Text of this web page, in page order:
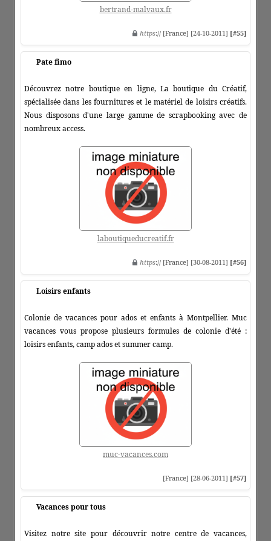
bertrand-malvaux.fr
https:// [France] [24-10-2011] [#55]
Pate fimo
Découvrez notre boutique en ligne, La boutique du Créatif,
spécialisée dans les fournitures et le matériel de loisirs créatifs.
Nous disposons d'une large gamme de scrapbooking avec de
nombreux access.
laboutiqueducreatif.fr
https:// [France] [30-08-2011] [#56]
Loisirs enfants
Colonie de vacances pour ados et enfants à Montpellier. Muc
vacances vous propose plusieurs formules de colonie d'été :
loisirs enfants, camp ados et summer camp.
muc-vacances.com
[France] [28-06-2011] [#57]
Vacances pour tous
Visitez notre site pour découvrir notre centre de vacances,